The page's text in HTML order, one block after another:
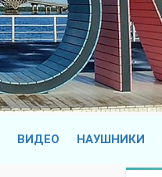
ВИДЕО НАУШНИКИ